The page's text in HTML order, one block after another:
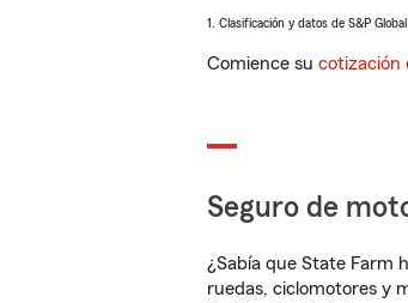
1. Clasificación y datos de S&P
Comience su cotización
Seguro de
¿Sabía que State Farm
ruedas, ciclomotores y